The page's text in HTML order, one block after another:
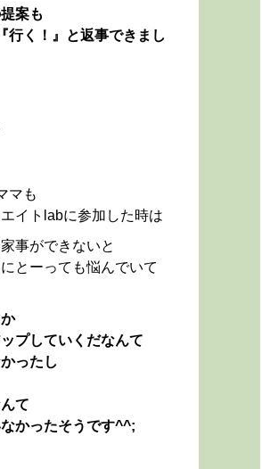
案も
行く！』と返事できまし
マも
イトlabに参加した時は
事ができないと
とーっても悩んでいて
プしていくだなんて
ったし
て
かったそうです^^;